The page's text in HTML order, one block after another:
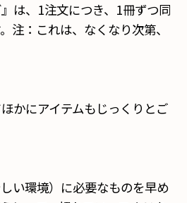
は、1注文につき、1冊ずつ同
注：これは、なくなり次第、
かにアイテムもじっくりとご
い環境）に必要なものを早め